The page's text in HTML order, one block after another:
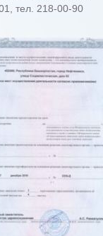
тел. 218-00-90